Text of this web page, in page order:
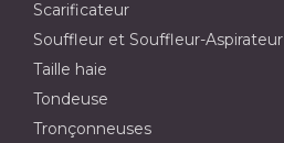
Scarificateur
Souffleur et Souffleur-Aspirateur
Taille haie
Tondeuse
Tronçonneuses